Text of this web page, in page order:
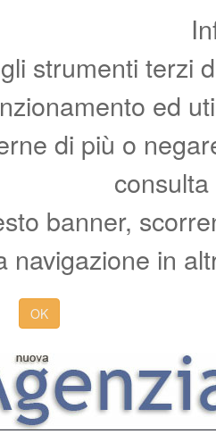
strumenti terzi
ed
di più o
banner,
navigazione in
OK